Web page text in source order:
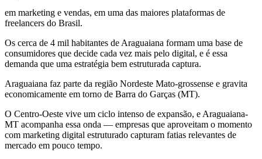
em marketing e vendas, em uma das maiores plataformas de
freelancers do Brasil.
Os cerca de 4 mil habitantes de Araguaiana formam uma base de
consumidores que decide cada vez mais pelo digital, e é essa
demanda que uma estratégia bem estruturada captura.
Araguaiana faz parte da região Nordeste Mato-grossense e gravita
economicamente em torno de Barra do Garças (MT).
O Centro-Oeste vive um ciclo intenso de expansão, e Araguaiana-
MT acompanha essa onda — empresas que aproveitam o momento
com marketing digital estruturado capturam fatias relevantes de
mercado em pouco tempo.